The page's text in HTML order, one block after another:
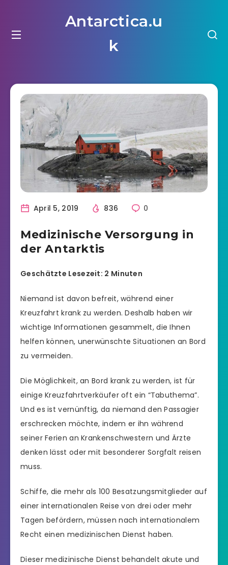
Antarctica.u
k
April 5, 2019 836 0
Medizinische Versorgung in
der Antarktis
Geschätzte Lesezeit: 2 Minuten
Niemand ist davon befreit, während einer
Kreuzfahrt krank zu werden. Deshalb haben wir
wichtige Informationen gesammelt, die Ihnen
helfen können, unerwünschte Situationen an Bord
zu vermeiden.
Die Möglichkeit, an Bord krank zu werden, ist für
einige Kreuzfahrtverkäufer oft ein “Tabuthema”.
Und es ist vernünftig, da niemand den Passagier
erschrecken möchte, indem er ihn während
seiner Ferien an Krankenschwestern und Ärzte
denken lässt oder mit besonderer Sorgfalt reisen
muss.
Schiffe, die mehr als 100 Besatzungsmitglieder auf
einer internationalen Reise von drei oder mehr
Tagen befördern, müssen nach internationalem
Recht einen medizinischen Dienst haben.
Dieser medizinische Dienst behandelt akute und